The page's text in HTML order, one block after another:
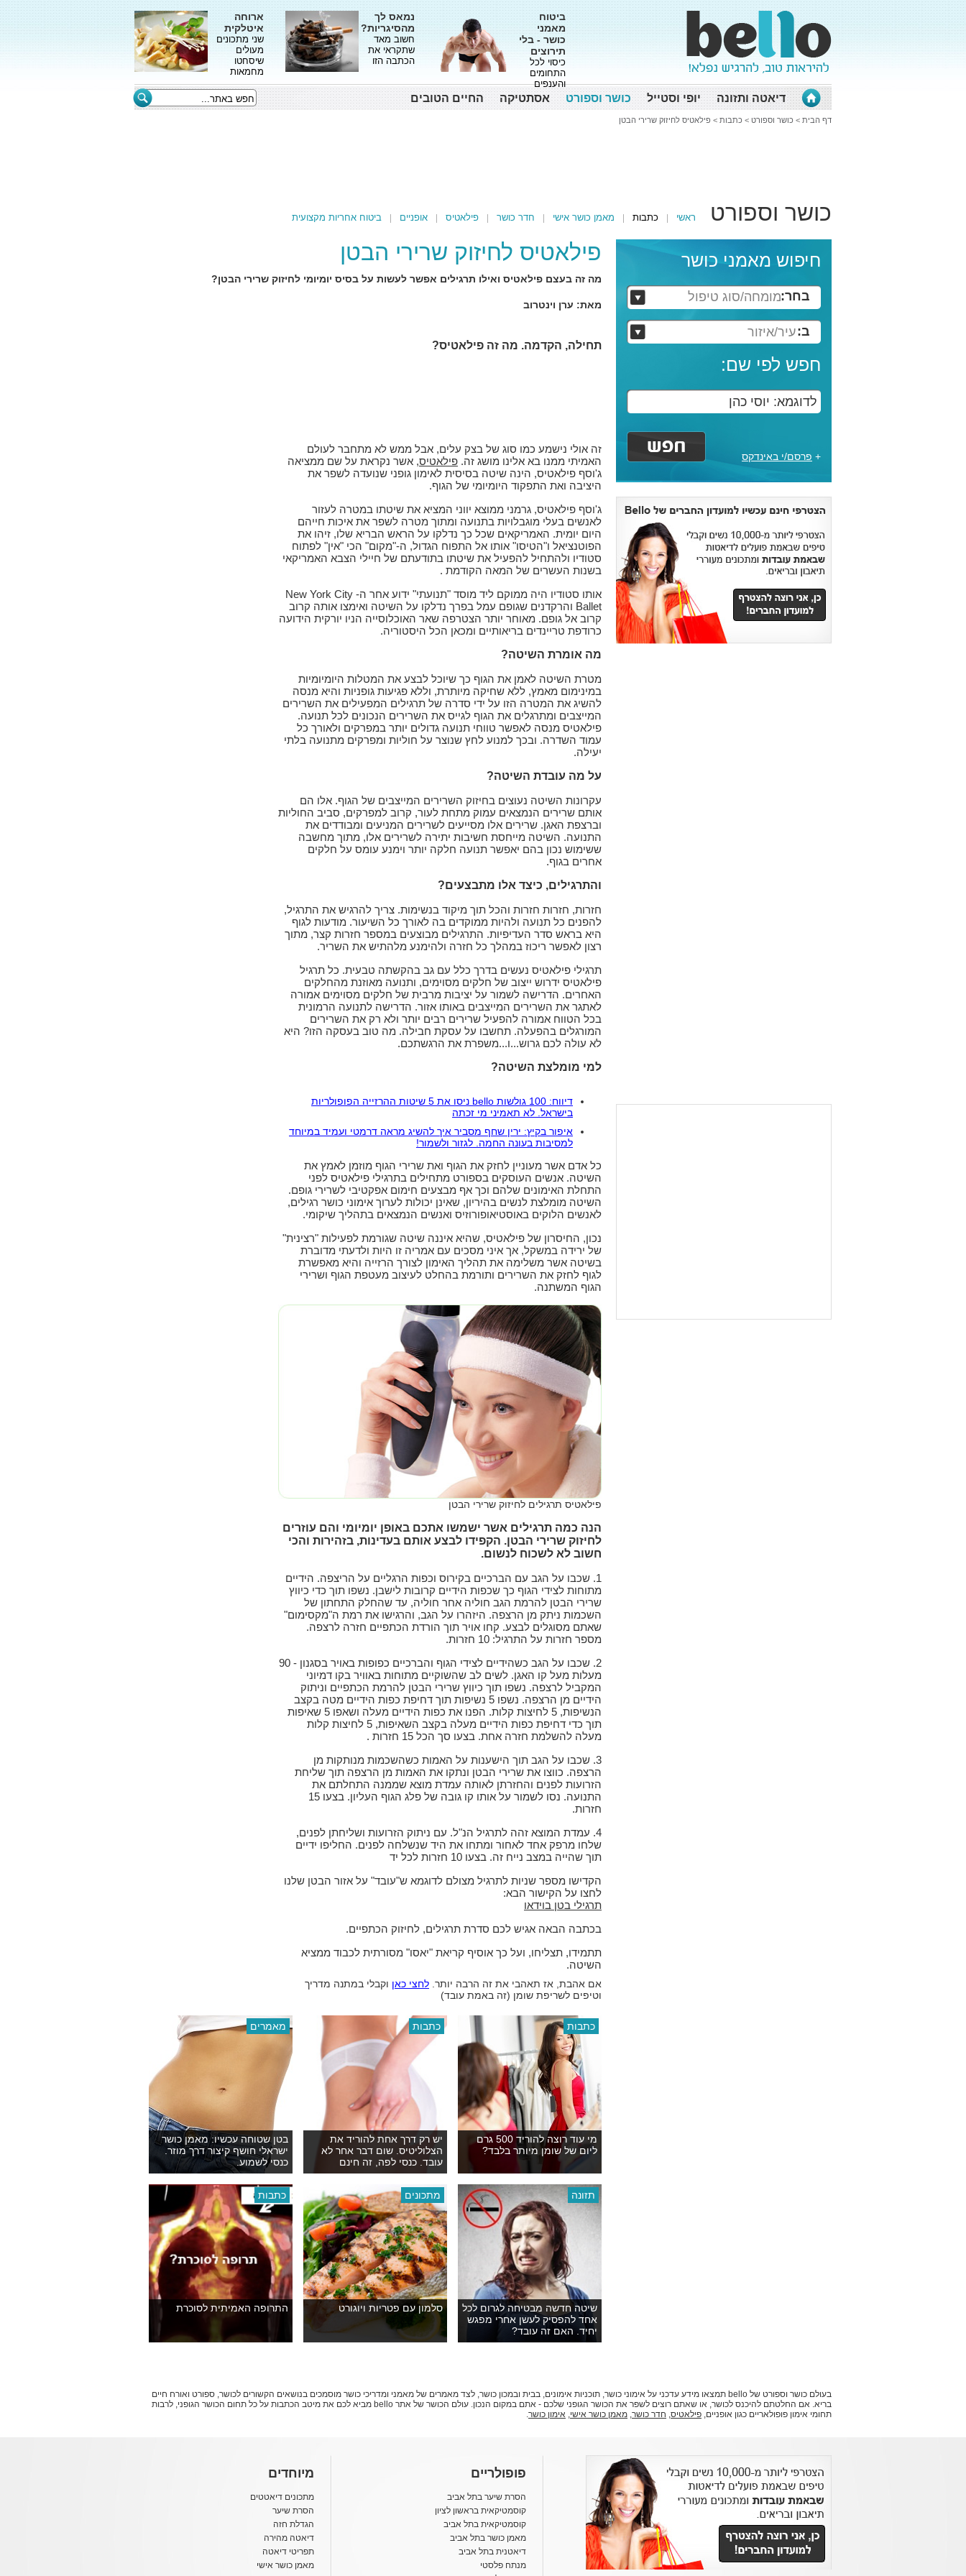
ביטוח
מאמני
כושר - בלי
תירוצים
כיסוי לכל
התחומים
והענפים
נמאס לך
מהסיגריות?
חשוב מאד
שתקראי את
הכתבה הזו
ארוחה
איטלקית
שני מתכונים
מעולים
שיסחטו
מחמאות
דיאטה ותזונה יופי וסטייל כושר וספורט אסתטיקה החיים הטובים
דף הבית > כושר וספורט > כתבות > פילאטיס לחיזוק שרירי הבטן
כושר וספורט ראשי כתבות מאמן כושר אישי חדר כושר פילאטיס אופניים ביטוח אחריות מקצועית
חיפוש מאמני כושר
בחר:מומחה/סוג טיפול
ב:עיר/איזור
חפש לפי שם:
+ פרסם/י באינדקס
פילאטיס לחיזוק שרירי הבטן
מה זה בעצם פילאטיס ואילו תרגילים אפשר לעשות על בסיס יומיומי לחיזוק שרירי הבטן?
מאת: ערן וינטרוב
תחילה, הקדמה. מה זה פילאטיס?
זה אולי נישמע כמו סוג של בצק עלים, אבל ממש לא מתחבר לעולם
האמיתי ממנו בא אלינו מושג זה. פילאטיס, אשר נקראת על שם ממציאה
ג'וסף פילאטיס, הינה שיטה בסיסית לאימון גופני שנועדה לשפר את
היציבה ואת התפקוד היומיומי של הגוף.
ג'וסף פילאטיס, גרמני ממוצא יווני המציא את שיטתו במטרה לעזור
לאנשים בעלי מוגבלויות בתנועה ומתוך מטרה לשפר את איכות חייהם
היום יומית. האמריקאים שכל כך נדלקו על הראש הבריא שלו, זיהו את
הפוטנציאל ו"הטיסו" אותו אל התפוח הגדול, ה-"מקום" הכי "אין" לפתוח
סטודיו ולהתחיל להפעיל את שיטתו בתודעתם של חיילי הצבא האמריקאי
בשנות העשרים של המאה הקודמת .
אותו סטודיו היה ממוקם ליד מוסד "תנועתי" ידוע אחר ה- New York City
Ballet והרקדנים שגופם עמל בפרך נדלקו על השיטה ואימצו אותה קרוב
קרוב אל גופם. מאוחר יותר הצטרפה שאר האוכלוסייה הניו יורקית הידועה
כרודפת טריינדים בריאותיים ומכאן הכל היסטוריה.
מה אומרת השיטה?
מטרת השיטה לאמן את הגוף כך שיוכל לבצע את המטלות היומיומיות
במינימום מאמץ, ללא שחיקה מיותרת, וללא פגיעות גופניות והיא מנסה
להשיג את המטרה הזו על ידי סדרה של תרגילים המפעילים את השרירים
המייצבים ומתרגלים את הגוף לגייס את השרירים הנכונים לכל תנועה.
פילאטיס מנסה לאפשר טווחי תנועה גדולים יותר במפרקים ולאורך כל
עמוד השדרה. ובכך למנוע לחץ שנוצר על חוליות ומפרקים מתנועה בלתי
יעילה.
על מה עובדת השיטה?
עקרונות השיטה נעוצים בחיזוק השרירים המייצבים של הגוף. אלו הם
אותם שרירים הנמצאים עמוק מתחת לעור, קרוב למפרקים, סביב החוליות
וברצפת האגן. שרירים אלו מסייעים לשרירים המניעים ומבודדים את
התנועה. השיטה מייחסת חשיבות יתירה לשרירים אלו, מתוך מחשבה
ששימוש נכון בהם יאפשר תנועה חלקה יותר וימנע עומס על חלקים
אחרים בגוף.
והתרגילים, כיצד אלו מתבצעים?
חזרות, חזרות חזרות והכל תוך מיקוד בנשימות. צריך להרגיש את התרגיל,
להפנים כל תנועה ולהיות ממוקדים בה לאורך כל השיעור. מודעות לגוף
היא בראש סדר העדיפיות. התרגילים מבוצעים במספר חזרות קצר, מתוך
רצון לאפשר ריכוז במהלך כל חזרה ולהימנע מלהתיש את השריר.
תרגילי פילאטיס נעשים בדרך כלל עם גב בהקשתה טבעית. כל תרגיל
פילאטיס ידרוש ייצוב של חלקים מסוימים, ותנועה מאוזנת מהחלקים
האחרים. הדרישה לשמור על יציבות מרבית של חלקים מסוימים אמורה
לאתגר את השרירים המייצבים באותו אזור. הדרישה לתנועה הרמונית
בכל הטווח אמורה להפעיל שרירים רבים יותר ולא רק את השרירים
המורגלים בהפעלה. תחשבו על עסקת חבילה. מה טוב בעסקה הזו? היא
לא עולה לכם גרוש...ו...משפרת את הרגשתכם.
למי מומלצת השיטה?
דיווח: 100 גולשות bello ניסו את 5 שיטות ההרזייה הפופולריות
בישראל. לא תאמיני מי זכתה
איפור בקיץ: ירין שחף מסביר איך להשיג מראה דרמטי ועמיד במיוחד
למסיבות בעונה החמה. לגזור ולשמור!
כל אדם אשר מעוניין לחזק את הגוף ואת שרירי הגוף מוזמן לאמץ את
השיטה. אנשים העוסקים בספורט מתחילים בתרגילי פילאטיס לפני
התחלת האימונים שלהם וכך אף מבצעים חימום אפקטיבי לשרירי גופם.
השיטה מומלצת לנשים בהיריון, שאינן יכולות לערוך אימוני כושר רגילים,
לאנשים הלוקים באוסטיאופורוזיס ואנשים הנמצאים בתהליך שיקומי.
נכון, החיסרון של פילאטיס, שהיא איננה שיטה שגורמת לפעילות "רצינית"
של ירידה במשקל, אך איני מסכים עם אמריה זו היות ולדעתי מדוברת
בשיטה אשר משלימה את תהליך האימון לצורך הרזייה והיא מאפשרת
לגוף לחזק את השרירים ותורמת בהחלט לעיצוב מעטפת הגוף ושרירי
הגוף המשתנה.
פילאטיס תרגילים לחיזוק שרירי הבטן
הנה כמה תרגילים אשר ישמשו אתכם באופן יומיומי והם עוזרים
לחיזוק שרירי הבטן. הקפידו לבצע אותם בעדינות, בזהירות והכי
חשוב לא לשכוח לנשום.
1. שכבו על הגב עם הברכיים בקירוס וכפות הרגליים על הריצפה. הידיים
מתוחות לצידי הגוף כך שכפות הידיים קרובות לישבן. נשפו תוך כדי כיווץ
שרירי הבטן להרמת הגב חוליה אחר חוליה, עד שהחלק התחתון של
השכמות ניתק מן הרצפה. היזהרו על הגב, והרגישו את רמת ה"מקסימום"
שאתם מסוגלים לבצע. קחו אויר תוך הורדת הכתפיים חזרה לרצפה.
מספר חזרות על התרגיל: 10 חזרות.
2. שכבו על הגב כשהידיים לצידי הגוף והברכיים כפופות באויר בסגנון - 90
מעלות מעל קו האגן. לשים לב שהשוקיים מתוחות באוויר בקו דמיוני
המקביל לרצפה. נשפו תוך כיווץ שרירי הבטן להרמת הכתפיים וניתוק
הידיים מן הרצפה. נשפו 5 נשיפות תוך דחיפת כפות הידיים מטה בקצב
הנשיפות, 5 לחיצות קלות. הפנו את כפות הידיים מעלה ושאפו 5 שאיפות
תוך כדי דחיפת כפות הידיים מעלה בקצב השאיפות, 5 לחיצות קלות
מעלה להשלמת חזרה אחת. בצעו סך הכל 15 חזרות .
3. שכבו על הגב תוך הישענות על האמות כשהשכמות מנותקות מן
הרצפה. כווצו את שרירי הבטן ונתקו את האמות מן הרצפה תוך שליחת
הזרועות לפנים והחזרתן לאותה עמדת מוצא שממנה התחלתם את
התנועה. נסו לשמור על אותו קו גובה של פלג הגוף העליון. בצעו 15
חזרות.
4. עמדת המוצא זהה לתרגיל הנ"ל. עם ניתוק הזרועות ושליחתן לפנים,
שלחו מרפק אחד לאחור ומתחו את היד שנשלחה לפנים. החליפו ידיים
תוך שהייה במצב נייח זה. בצעו 10 חזרות לכל יד
הקדישו מספר שניות לתרגיל מצולם לדוגמא ש"עובד" על אזור הבטן שלנו
לחצו על הקישור הבא:
תרגילי בטן בוידאו
בכתבה הבאה אגיש לכם סדרת תרגילים, לחיזוק הכתפיים.
תתמידו, תצליחו, ועל כך אוסיף קריאת "יאסו" מסורתית לכבוד ממציא
השיטה.
אם אהבת, אז תאהבי את זה הרבה יותר. לחצי כאן וקבלי במתנה מדריך
וטיפים לשריפת שומן (זה באמת עובד)
כתבות
מי עוד רוצה להוריד 500 גרם
ליום של שומן מיותר בלבד?
כתבות
יש רק דרך אחת להוריד את
הצלוליטיס. שום דבר אחר לא
עובד. כנסי לפה, זה חינם
מאמרים
בטן שטוחה עכשיו: מאמן כושר
ישראלי חושף קיצור דרך מוזר.
כנסי לשמוע.
תזונה
שיטה חדשה מבטיחה לגרום לכל
אחד להפסיק לעשן אחרי מפגש
יחיד. האם זה עובד?
מתכונים
סלמון עם פטריות ויוגורט
כתבות
התרופה האמיתית לסוכרת
בעולם כושר וספורט של bello תמצאו מידע עדכני על אימוני כושר, תוכניות אימונים, בבית ובמכון כושר, לצד מאמרים של מאמני ומדריכי כושר מוסמכים בנושאים הקשורים לכושר, ספורט ואורח חיים
בריא. אם החלטתם להיכנס לכושר, או שאתם רוצים לשפר את הכושר הגופני שלכם - אתם במקום הנכון. עולם הכושר של אתר bello מביא לכם את מיטב הכתבות על כל תחום הכושר הגופני, לרבות
תחומי אימון פופולאריים כגון אופניים, פילאטיס, חדר כושר, מאמן כושר אישי, אימון כושר.
פופולריים
הסרת שיער בתל אביב
קוסמטיקאית בראשון לציון
קוסמטיקאית בתל אביב
מאמן כושר בתל אביב
דיאטנית בתל אביב
מנתח פלסטי
מיוחדים
מתכונים דיאטטים
הסרת שיער
הגדלת חזה
דיאטה מהירה
תפריטי דיאטה
מאמן כושר אישי